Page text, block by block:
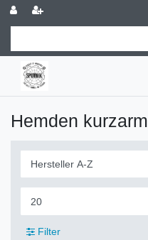
Hemden kurzarm
Filter